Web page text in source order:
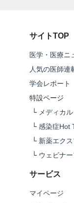
サイトTOP
医学・医療ニ
人気の医師連
学会レポート
特設ページ
└ メディカ
└ 感染症Hot
└ 新薬エク
└ ウェビナ
サービス
マイページ